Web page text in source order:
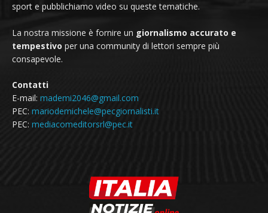
sport e pubblichiamo video su queste tematiche.
La nostra missione è fornire un giornalismo accurato e
tempestivo per una community di lettori sempre più
consapevole.
Contatti
E-mail: mademi2046@gmail.com
PEC: mariodemichele@pecgiornalisti.it
PEC: mediacomeditorsrl@pec.it